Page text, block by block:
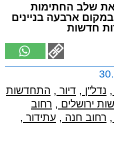
את שלב החתימות
ארבעה בניינים
, נדל"ן , דיור , התחדשות
ירושלים , רחוב
, רחוב חנה , עתידור ,